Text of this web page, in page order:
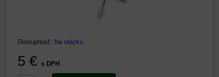
Dostupnosť: Na otázku
5 € s DPH